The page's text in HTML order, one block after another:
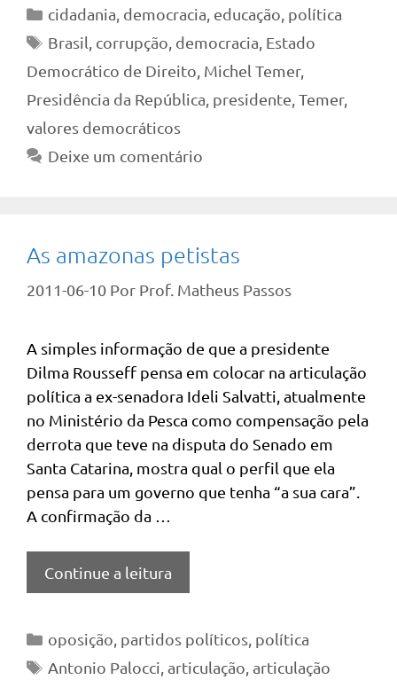
Categorias
cidadania democracia educação política
Tags
Brasil corrupção democracia Estado
Democrático de Direito Michel Temer,
Presidência da República presidente Temer,
valores democráticos
Deixe um comentário
As amazonas petistas
2011-06-10 Por Prof. Matheus Passos
A simples informação de que a presidente
Dilma Rousseff pensa em colocar na articulação
política a ex-senadora Ideli Salvatti, atualmente
no Ministério da Pesca como compensação pela
derrota que teve na disputa do Senado em
Santa Catarina, mostra qual o perfil que ela
pensa para um governo que tenha “a sua cara”.
A confirmação da …
Continue a leitura
Categorias
oposição partidos políticos, política
Tags
Antonio Palocci articulação articulação